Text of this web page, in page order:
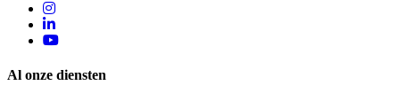
Al onze diensten